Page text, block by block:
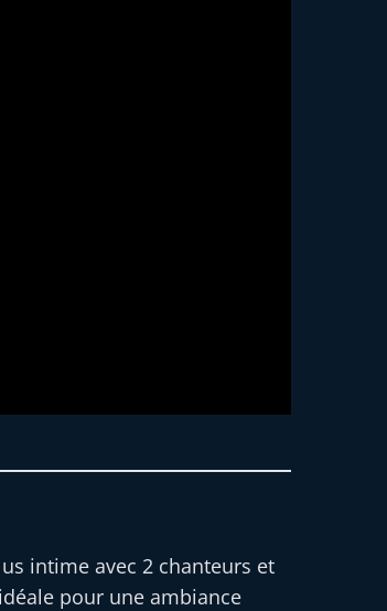
intime avec 2 chanteurs et
pour une ambiance